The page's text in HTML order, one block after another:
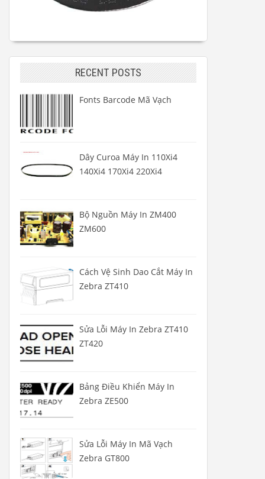
RECENT POSTS
Fonts Barcode Mã Vạch
Dây Curoa Máy In 110Xi4
140Xi4 170Xi4 220Xi4
Bộ Nguồn Máy In ZM400
ZM600
Cách Vệ Sinh Dao Cắt Máy In
Zebra ZT410
Sửa Lỗi Máy In Zebra ZT410
ZT420
Bảng Điều Khiển Máy In
Zebra ZE500
Sửa Lỗi Máy In Mã Vạch
Zebra GT800